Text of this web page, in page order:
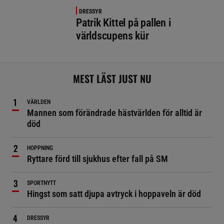
DRESSYR
Patrik Kittel på pallen i
världscupens kür
MEST LÄST JUST NU
VÄRLDEN
Mannen som förändrade hästvärlden för alltid är
död
HOPPNING
Ryttare förd till sjukhus efter fall på SM
SPORTNYTT
Hingst som satt djupa avtryck i hoppaveln är död
DRESSYR